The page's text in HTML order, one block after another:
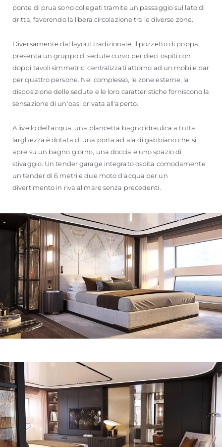
ponte di prua sono collegati tramite un passaggio sul lato di
dritta, favorendo la libera circolazione tra le diverse zone.
Diversamente dal layout tradizionale, il pozzetto di poppa
presenta un gruppo di sedute curvo per dieci ospiti con
doppi tavoli simmetrici centralizzati attorno ad un mobile bar
per quattro persone. Nel complesso, le zone esterne, la
disposizione delle sedute e le loro caratteristiche forniscono la
sensazione di un'oasi privata all'aperto.
A livello dell'acqua, una plancetta bagno idraulica a tutta
larghezza è dotata di una porta ad ala di gabbiano che si
apre su un bagno giorno, una doccia e uno spazio di
stivaggio. Un tender garage integrato ospita comodamente
un tender di 6 metri e due moto d'acqua per un
divertimento in riva al mare senza precedenti.